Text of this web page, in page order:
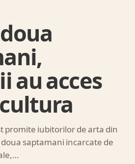
au acces
promite iubitorilor de arta din
saptamani incarcate de